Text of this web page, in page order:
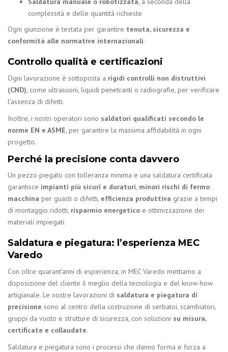
complessità e delle quantità richieste
Ogni giunzione è testata per garantire tenuta, sicurezza e
conformità alle normative internazionali.
Controllo qualità e certificazioni
Ogni lavorazione è sottoposta a rigidi controlli non distruttivi
(CND) , come ultrasuoni, liquidi penetranti o radiografie, per verificare
l’assenza di difetti.
Inoltre, i nostri operatori sono saldatori qualificati secondo le
norme EN e ASME , per garantire la massima affidabilità in ogni
progetto.
Perché la precisione conta davvero
Un pezzo piegato con tolleranza minima e una saldatura certificata
garantisce impianti più sicuri e duraturi, minori rischi di fermo
macchina per guasti o difetti, efficienza produttiva grazie a tempi
di montaggio ridotti, risparmio energetico e ottimizzazione dei
materiali impiegati.
Saldatura e piegatura: l’esperienza MEC
Varedo
Con oltre quarant’anni di esperienza, in MEC Varedo mettiamo a
disposizione del cliente il meglio della tecnologia e del know-how
artigianale. Le nostre lavorazioni di saldatura e piegatura di
precisione sono al centro della costruzione di serbatoi, scambiatori,
gruppi da vuoto e strutture di sicurezza, con soluzioni su misura,
certificate e collaudate.
Saldatura e piegatura sono i processi che danno forma e forza a